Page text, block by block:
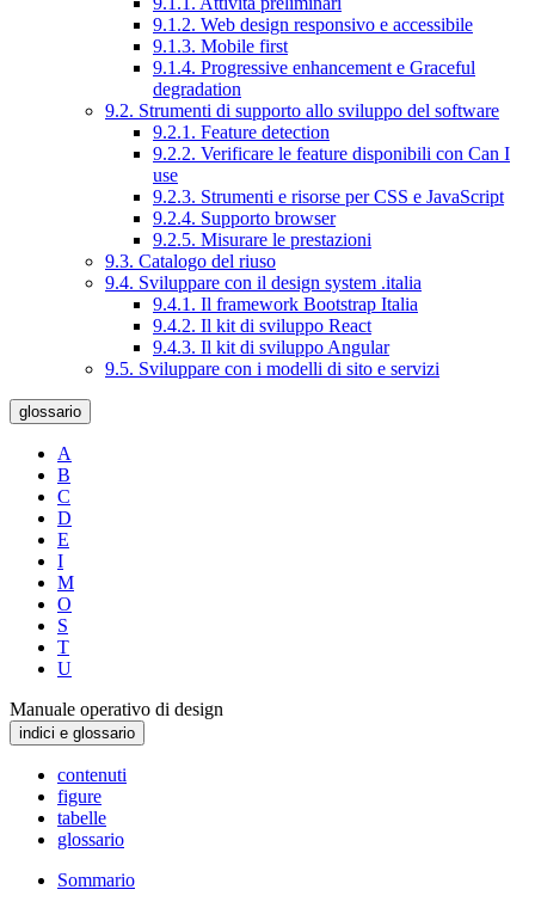
9.1.2. Web design responsivo e accessibile
9.1.3. Mobile first
9.1.4. Progressive enhancement e Graceful
degradation
9.2. Strumenti di supporto allo sviluppo del software
9.2.1. Feature detection
9.2.2. Verificare le feature disponibili con Can I
use
9.2.3. Strumenti e risorse per CSS e JavaScript
9.2.4. Supporto browser
9.2.5. Misurare le prestazioni
9.3. Catalogo del riuso
9.4. Sviluppare con il design system .italia
9.4.1. Il framework Bootstrap Italia
9.4.2. Il kit di sviluppo React
9.4.3. Il kit di sviluppo Angular
9.5. Sviluppare con i modelli di sito e servizi
glossario
A
B
C
D
E
I
M
O
S
T
U
Manuale operativo di design
indici e glossario
contenuti
figure
tabelle
glossario
Sommario